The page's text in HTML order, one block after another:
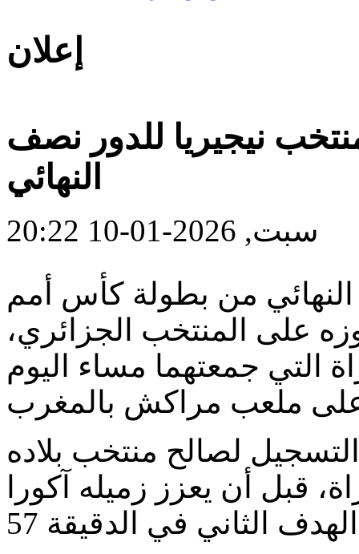
إعلان
نيجيريا للدور نصف
النهائي
سبت, 2026-01-10 20:22
من بطولة كأس أمم
2025، بعد فوزه على المنتخب الجزائري،
التي جمعتهما مساء اليوم
لصالح منتخب بلاده
المباراة، قبل أن يعزز زميله آكورا